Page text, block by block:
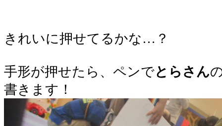
きれいに押せてるかな…？
手形が押せたら、ペンでとらさん
書きます！